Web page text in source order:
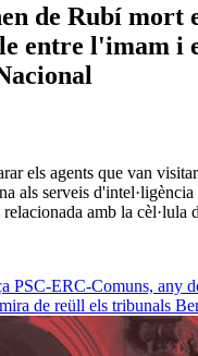
de Rubí mort
entre l'imam i
els agents que van
als serveis
amb la cèl·lula
PSC-ERC-Comuns, any
de reüll els tribunals